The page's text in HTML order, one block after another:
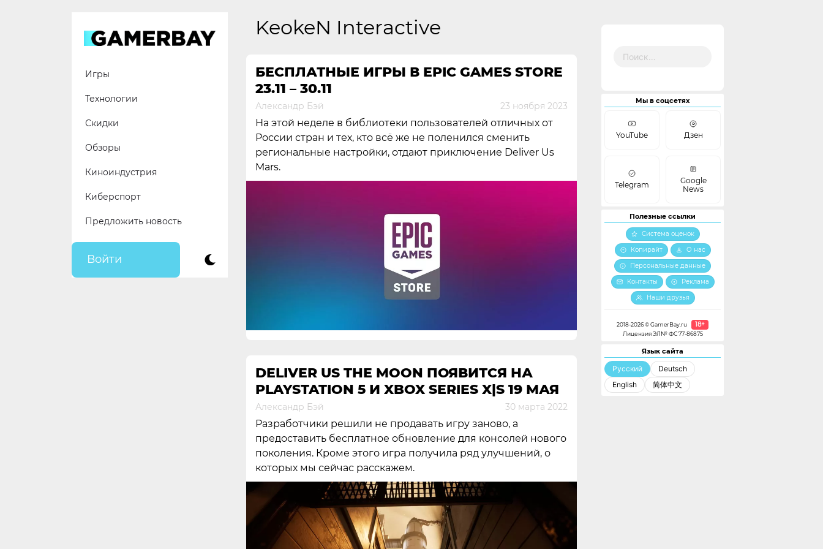
Игры
Технологии
Скидки
Обзоры
Киноиндустрия
Киберспорт
Предложить новость
Войти
KeokeN Interactive
БЕСПЛАТНЫЕ ИГРЫ В EPIC GAMES STORE
23.11 – 30.11
Александр Бэй 23 ноября 2023
На этой неделе в библиотеки пользователей отличных от
России стран и тех, кто всё же не поленился сменить
региональные настройки, отдают приключение Deliver Us
Mars.
DELIVER US THE MOON ПОЯВИТСЯ НА
PLAYSTATION 5 И XBOX SERIES X|S 19 МАЯ
Александр Бэй 30 марта 2022
Разработчики решили не продавать игру заново, а
предоставить бесплатное обновление для консолей нового
поколения. Кроме этого игра получила ряд улучшений, о
которых мы сейчас расскажем.
Мы в соцсетях
YouTube Дзен
Telegram
Google
News
Полезные ссылки
Система оценок
Копирайт
О нас
Персональные данные
Контакты
Реклама
Наши друзья
2018-2026 © GamerBay.ru 18+
Лицензия ЭЛ№ ФС 77-86875
Язык сайта
Русский
Deutsch
English
简体中文